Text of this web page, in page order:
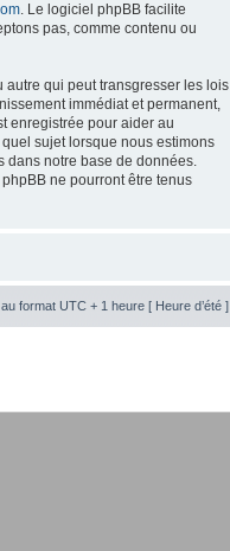
. Le logiciel phpBB facilite
pas, comme contenu ou
autre qui peut transgresser les lois
immédiat et permanent,
enregistrée pour aider au
sujet lorsque nous estimons
dans notre base de données.
ne pourront être tenus
format UTC + 1 heure [ Heure d’été ]